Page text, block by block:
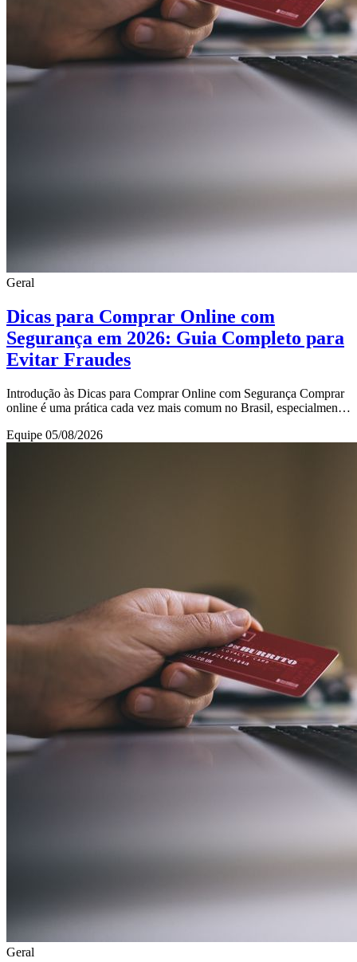
Geral
Dicas para Comprar Online com
Segurança em 2026: Guia Completo para
Evitar Fraudes
Introdução às Dicas para Comprar Online com Segurança Comprar
online é uma prática cada vez mais comum no Brasil, especialmente
Equipe 05/08/2026
Geral